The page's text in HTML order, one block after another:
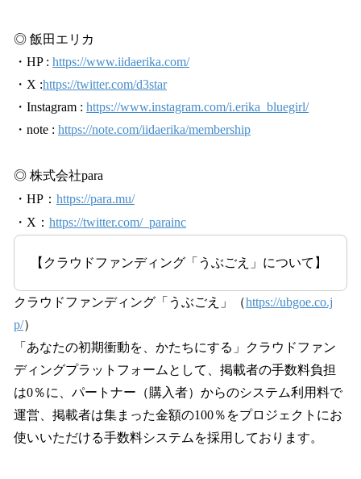
◎ 飯田エリカ
・HP : https://www.iidaerika.com/
・X :https://twitter.com/d3star
・Instagram : https://www.instagram.com/i.erika_bluegirl/
・note : https://note.com/iidaerika/membership
◎ 株式会社para
・HP： https://para.mu/
・X： https://twitter.com/_parainc
【クラウドファンディング「うぶごえ」について】
クラウドファンディング「うぶごえ」（https://ubgoe.co.j
p/）
「あなたの初期衝動を、かたちにする」クラウドファン
ディングプラットフォームとして、掲載者の手数料負担
は0％に、パートナー（購入者）からのシステム利用料で
運営、掲載者は集まった金額の100％をプロジェクトにお
使いいただける手数料システムを採用しております。